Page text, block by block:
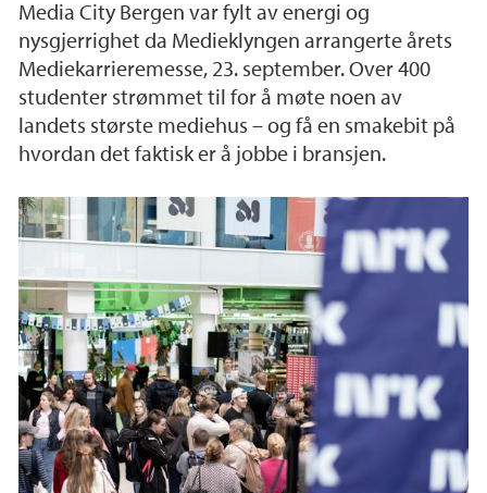
Media City Bergen var fylt av energi og
nysgjerrighet da Medieklyngen arrangerte årets
Mediekarrieremesse, 23. september. Over 400
studenter strømmet til for å møte noen av
landets største mediehus – og få en smakebit på
hvordan det faktisk er å jobbe i bransjen.